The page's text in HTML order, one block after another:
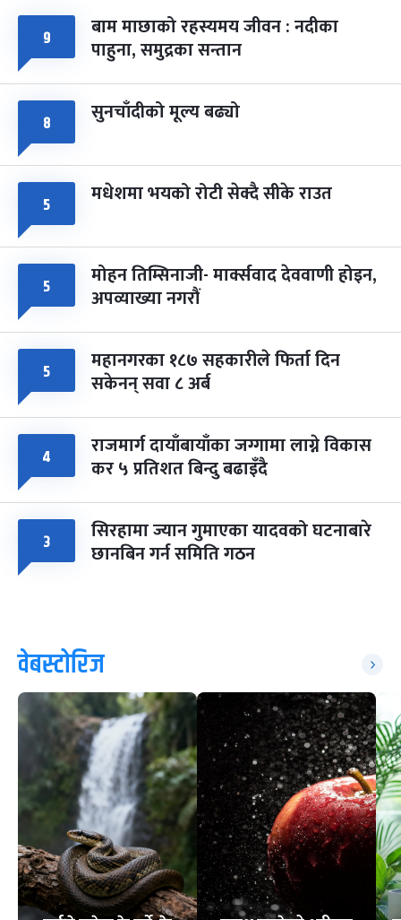
९ बाम माछाको रहस्यमय जीवन : नदीका
पाहुना, समुद्रका सन्तान
८ सुनचाँदीको मूल्य बढ्यो
५ मधेशमा भयको रोटी सेक्दै सीके राउत
५ मोहन तिम्सिनाजी- मार्क्सवाद देववाणी होइन,
अपव्याख्या नगरौं
५ महानगरका १८७ सहकारीले फिर्ता दिन
सकेनन् सवा ८ अर्ब
४ राजमार्ग दायाँबायाँका जग्गामा लाग्ने विकास
कर ५ प्रतिशत बिन्दु बढाइँदै
३ सिरहामा ज्यान गुमाएका यादवको घटनाबारे
छानबिन गर्न समिति गठन
वेबस्टोरिज